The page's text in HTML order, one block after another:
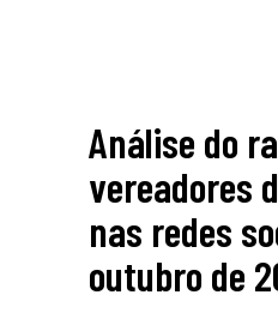
Análise do
vereadores
nas redes
outubro de